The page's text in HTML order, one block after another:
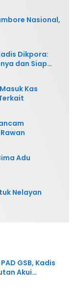
Nasional,
Dikpora:
dan Siap
Kas
Adu
Nelayan
GSB, Kadis
Akui